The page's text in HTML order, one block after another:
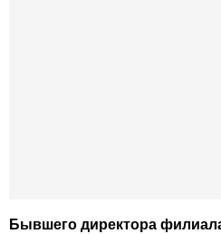
Бывшего директора